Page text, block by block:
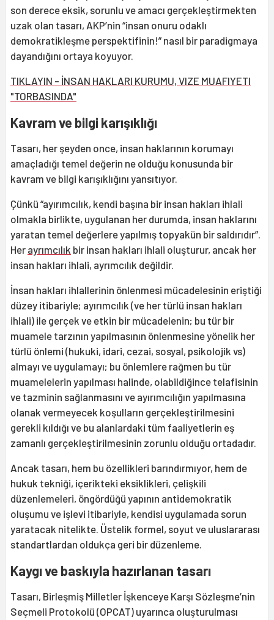
son derece eksik, sorunlu ve amacı gerçekleştirmekten
uzak olan tasarı, AKP’nin “insan onuru odaklı
demokratikleşme perspektifinin!” nasıl bir paradigmaya
dayandığını ortaya koyuyor.
TIKLAYIN - İNSAN HAKLARI KURUMU, VIZE MUAFIYETI
"TORBASINDA"
Kavram ve bilgi karışıklığı
Tasarı, her şeyden once, insan haklarının korumayı
amaçladığı temel değerin ne olduğu konusunda bir
kavram ve bilgi karışıklığını yansıtıyor.
Çünkü “ayırımcılık, kendi başına bir insan hakları ihlali
olmakla birlikte, uygulanan her durumda, insan haklarını
yaratan temel değerlere yapılmış topyakün bir saldırıdır”.
Her ayrımcılık bir insan hakları ihlali oluşturur, ancak her
insan hakları ihlali, ayrımcılık değildir.
İnsan hakları ihlallerinin önlenmesi mücadelesinin eriştiği
düzey itibariyle; ayırımcılık (ve her türlü insan hakları
ihlali) ile gerçek ve etkin bir mücadelenin; bu tür bir
muamele tarzının yapılmasının önlenmesine yönelik her
türlü önlemi (hukuki, idari, cezai, sosyal, psikolojik vs)
almayı ve uygulamayı; bu önlemlere rağmen bu tür
muamelelerin yapılması halinde, olabildiğince telafisinin
ve tazminin sağlanmasını ve ayırımcılığın yapılmasına
olanak vermeyecek koşulların gerçekleştirilmesini
gerekli kıldığı ve bu alanlardaki tüm faaliyetlerin eş
zamanlı gerçekleştirilmesinin zorunlu olduğu ortadadır.
Ancak tasarı, hem bu özellikleri barındırmıyor, hem de
hukuk tekniği, içerikteki eksiklikleri, çelişkili
düzenlemeleri, öngördüğü yapının antidemokratik
oluşumu ve işlevi itibariyle, kendisi uygulamada sorun
yaratacak nitelikte. Üstelik formel, soyut ve uluslararası
standartlardan oldukça geri bir düzenleme.
Kaygı ve baskıyla hazırlanan tasarı
Tasarı, Birleşmiş Milletler İşkenceye Karşı Sözleşme’nin
Seçmeli Protokolü (OPCAT) uyarınca oluşturulması